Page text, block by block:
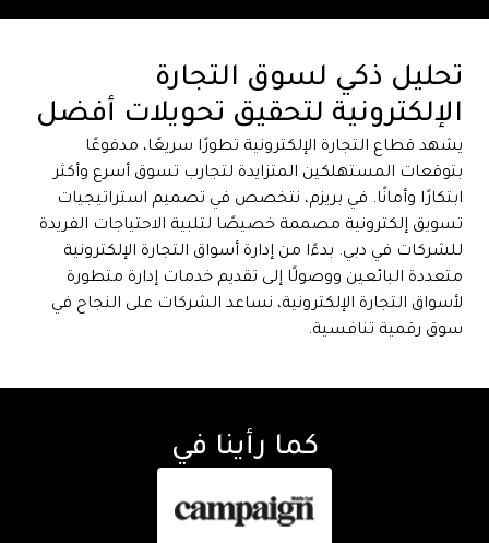
تحليل ذكي لسوق التجارة
الإلكترونية لتحقيق تحويلات أفضل
يشهد قطاع التجارة الإلكترونية تطورًا سريعًا، مدفوعًا
بتوقعات المستهلكين المتزايدة لتجارب تسوق أسرع وأكثر
ابتكارًا وأمانًا. في بريزم، نتخصص في تصميم استراتيجيات
تسويق إلكترونية مصممة خصيصًا لتلبية الاحتياجات الفريدة
للشركات في دبي. بدءًا من إدارة أسواق التجارة الإلكترونية
متعددة البائعين ووصولًا إلى تقديم خدمات إدارة متطورة
لأسواق التجارة الإلكترونية، نساعد الشركات على النجاح في
سوق رقمية تنافسية.
كما رأينا في